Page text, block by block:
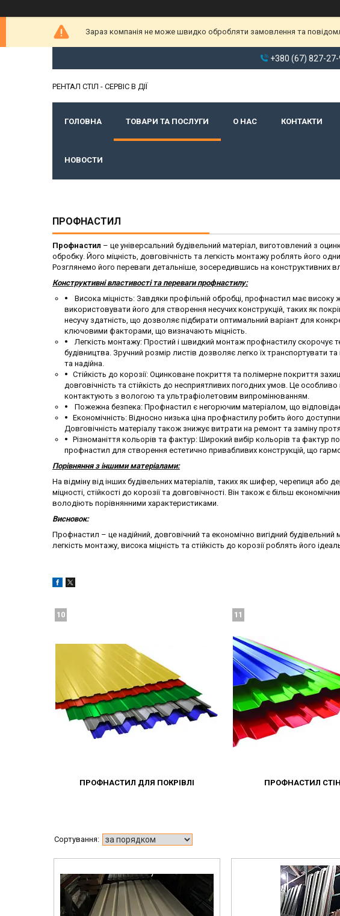
Зараз компанія не може швидко обробляти замовлення та
+380 (67) 827-
РЕНТАЛ СТІЛ - СЕРВІС В ДІЇ
ГОЛОВНА ТОВАРИ ТА ПОСЛУГИ О НАС КОНТАКТИ
НОВОСТИ
ПРОФНАСТИЛ
Профнастил – це універсальний будівельний матеріал, виготовлений з
обробку. Його міцність, довговічність та легкість монтажу роблять його
Розглянемо його переваги детальніше, зосередившись на конструктивних
Конструктивні властивості та переваги профнастилу:
Висока міцність: Завдяки профільній обробці, профнастил має високу
використовувати його для створення несучих конструкцій, таких як
несучу здатність, що дозволяє підбирати оптимальний варіант для
ключовими факторами, що визначають міцність.
Легкість монтажу: Простий і швидкий монтаж профнастилу скорочує
будівництва. Зручний розмір листів дозволяє легко їх транспортувати
та надійна.
Стійкість до корозії: Оцинковане покриття та полімерне покриття
довговічність та стійкість до несприятливих погодних умов. Це
контактують з вологою та ультрафіолетовим випромінюванням.
Пожежна безпека: Профнастил є негорючим матеріалом, що
Економічність: Відносно низька ціна профнастилу робить його
Довговічність матеріалу також знижує витрати на ремонт та заміну
Різноманіття кольорів та фактур: Широкий вибір кольорів та фактур
профнастил для створення естетично привабливих конструкцій, що
Порівняння з іншими матеріалами:
На відміну від інших будівельних матеріалів, таких як шифер, черепиця або
міцності, стійкості до корозії та довговічності. Він також є більш
володіють порівнянними характеристиками.
Висновок:
Профнастил – це надійний, довговічний та економічно вигідний
легкість монтажу, висока міцність та стійкість до корозії роблять його
ПРОФНАСТИЛ ДЛЯ ПОКРІВЛІ
10
ПРОФНАСТИЛ
11